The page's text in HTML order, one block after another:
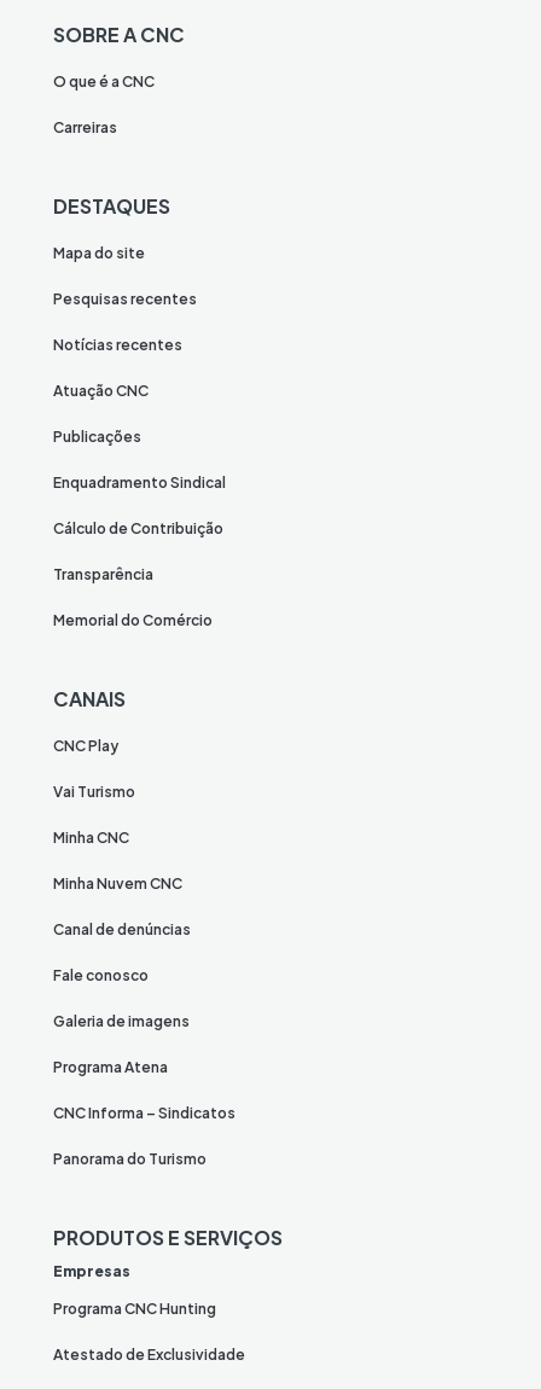
SOBRE A CNC
O que é a CNC
Carreiras
DESTAQUES
Mapa do site
Pesquisas recentes
Notícias recentes
Atuação CNC
Publicações
Enquadramento Sindical
Cálculo de Contribuição
Transparência
Memorial do Comércio
CANAIS
CNC Play
Vai Turismo
Minha CNC
Minha Nuvem CNC
Canal de denúncias
Fale conosco
Galeria de imagens
Programa Atena
CNC Informa – Sindicatos
Panorama do Turismo
PRODUTOS E SERVIÇOS
Empresas
Programa CNC Hunting
Atestado de Exclusividade